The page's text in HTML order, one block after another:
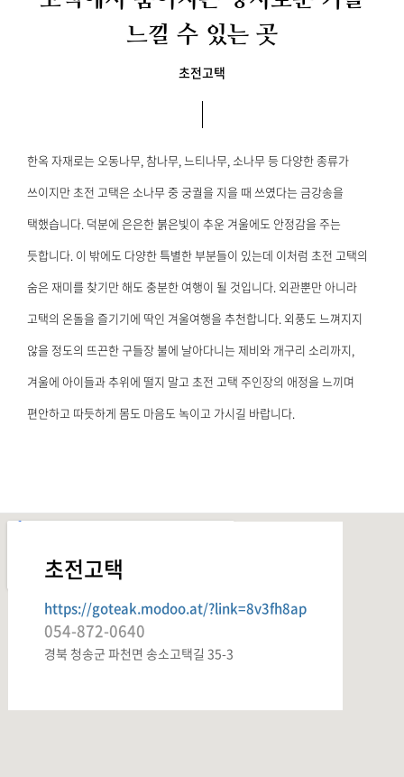
느낄 수 있는 곳
초전고택
한옥 자재로는 오동나무, 참나무, 느티나무, 소나무 등 다양한 종류가
쓰이지만초전 고택은 소나무 중 궁궐을 지을 때 쓰였다는 금강송을
택했습니다. 덕분에 은은한 붉은빛이 추운 겨울에도 안정감을 주는
듯합니다. 이 밖에도 다양한 특별한 부분들이 있는데 이처럼 초전 고택의
숨은 재미를 찾기만 해도 충분한 여행이 될 것입니다. 외관뿐만 아니라
고택의 온돌을 즐기기에 딱인 겨울여행을 추천합니다. 외풍도 느껴지지
않을 정도의 뜨끈한 구들장 불에 날아다니는 제비와 개구리 소리까지,
겨울에 아이들과 추위에 떨지 말고초전 고택 주인장의 애정을 느끼며
편안하고 따듯하게 몸도 마음도 녹이고 가시길 바랍니다.
초전고택
경북 청송군 파천면 송소고택길 35-3
054-872-0640
https://goteak.modoo.at/?link=8v3fh8ap